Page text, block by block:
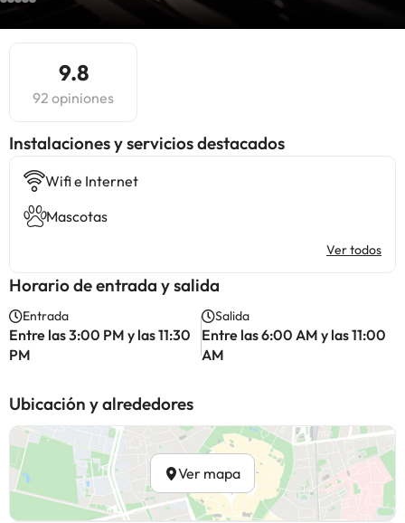
9.8
92 opiniones
Instalaciones y servicios destacados
Wifi e Internet
Mascotas
Ver todos
Horario de entrada y salida
Entrada
Entre las 3:00 PM y las 11:30
PM
Salida
Entre las 6:00 AM y las 11:00
AM
Ubicación y alrededores
Ver mapa